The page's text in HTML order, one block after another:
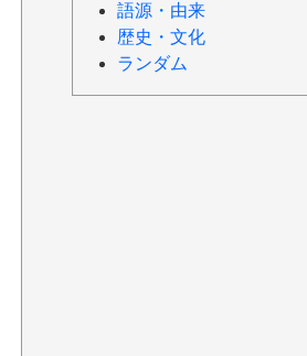
語源・由来
歴史・文化
ランダム